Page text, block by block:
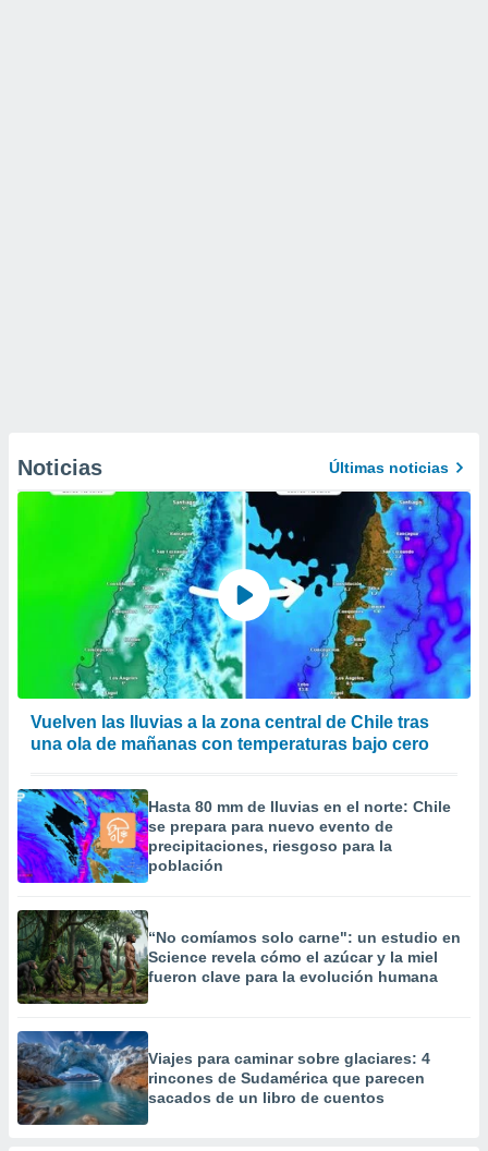
Noticias Últimas noticias
Vuelven las lluvias a la zona central de Chile tras
una ola de mañanas con temperaturas bajo cero
Hasta 80 mm de lluvias en el norte: Chile
se prepara para nuevo evento de
precipitaciones, riesgoso para la
población
“No comíamos solo carne": un estudio en
Science revela cómo el azúcar y la miel
fueron clave para la evolución humana
Viajes para caminar sobre glaciares: 4
rincones de Sudamérica que parecen
sacados de un libro de cuentos